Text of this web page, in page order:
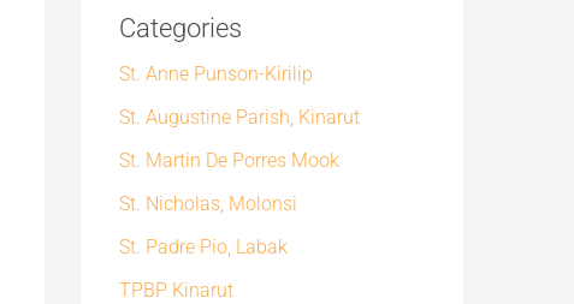
Categories
St. Anne Punson-Kirilip
St. Augustine Parish, Kinarut
St. Martin De Porres Mook
St. Nicholas, Molonsi
St. Padre Pio, Labak
TPBP Kinarut